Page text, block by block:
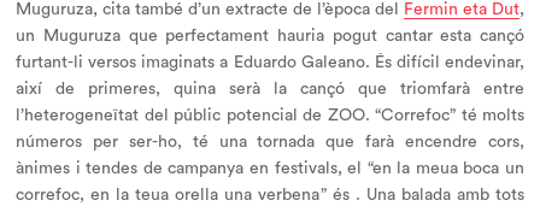
Muguruza, cita també d’un extracte de l’època del
Fermin eta Dut,
un Muguruza que perfectament hauria pogut cantar esta cançó
furtant-li versos imaginats a Eduardo Galeano. És difícil endevinar,
així de primeres, quina serà la cançó que triomfarà entre
l’heterogeneïtat del públic potencial de ZOO. “Correfoc” té molts
números per ser-ho, té una tornada que farà encendre cors,
ànimes i tendes de campanya en festivals, el “en la meua boca un
correfoc, en la teua orella una verbena” és . Una balada amb tots